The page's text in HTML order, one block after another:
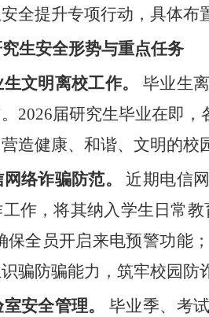
安全提升专项行动，具体布
生安全形势与重点任务
文明离校工作。
毕业生
2026届研究生毕业在即，
造健康、和谐、文明的校
络诈骗防范。
近期电信
作，将其纳入学生日常
保全员开启来电预警功能
骗防骗能力，筑牢校园防
安全管理。
毕业季、考